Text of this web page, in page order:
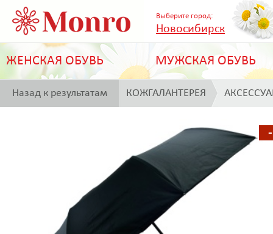
Выберите город:
Новосибирск
ЖЕНСКАЯ ОБУВЬ МУЖСКАЯ ОБУВЬ
Назад к результатам КОЖГАЛАНТЕРЕЯ